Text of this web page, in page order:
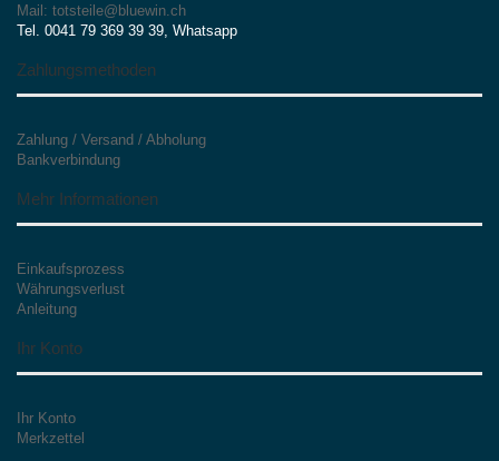
Mail: totsteile@bluewin.ch
Tel. 0041 79 369 39 39, Whatsapp
Zahlungsmethoden
Zahlung / Versand / Abholung
Bankverbindung
Mehr Informationen
Einkaufsprozess
Währungsverlust
Anleitung
Ihr Konto
Ihr Konto
Merkzettel